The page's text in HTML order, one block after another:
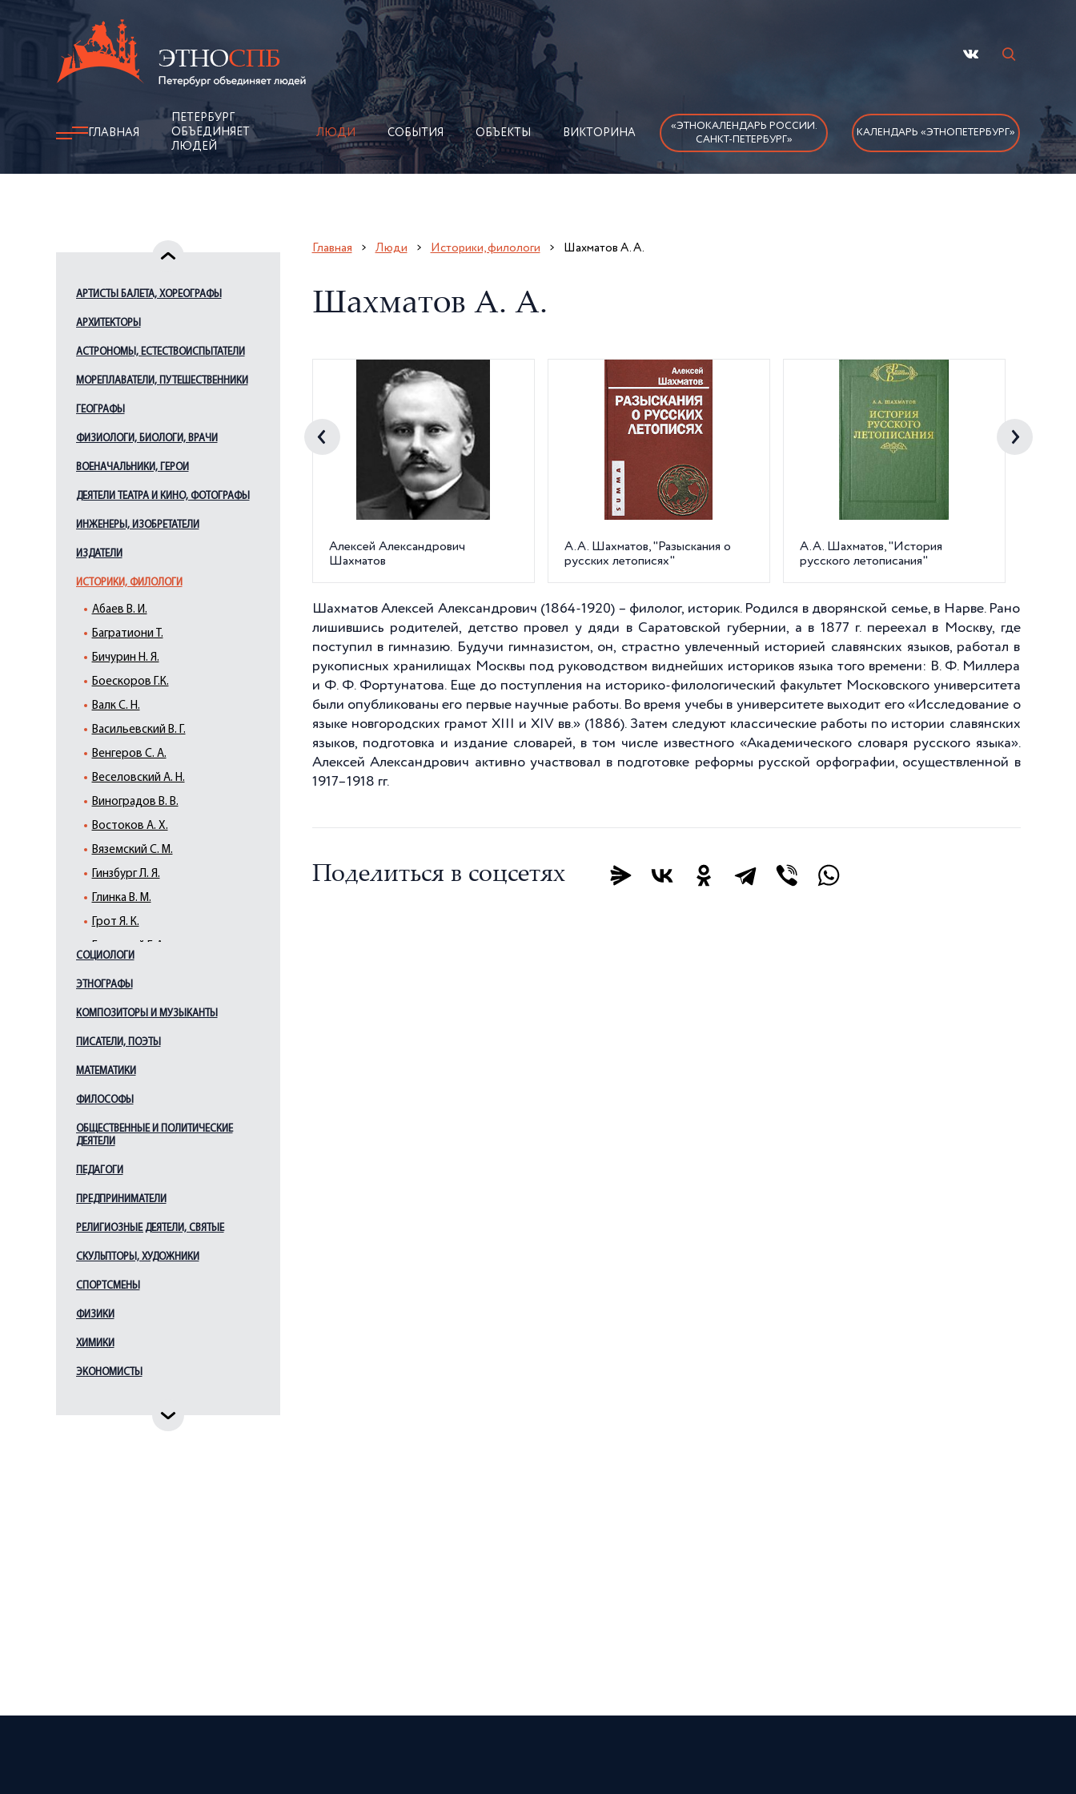
ГЛАВНАЯ
ПЕТЕРБУРГ
ОБЪЕДИНЯЕТ
ЛЮДЕЙ
ЛЮДИ СОБЫТИЯ ОБЪЕКТЫ ВИКТОРИНА
«ЭТНОКАЛЕНДАРЬ РОССИИ.
САНКТ-ПЕТЕРБУРГ»
КАЛЕНДАРЬ «ЭТНОПЕТЕРБУРГ»
АРТИСТЫ БАЛЕТА, ХОРЕОГРАФЫ
АРХИТЕКТОРЫ
АСТРОНОМЫ, ЕСТЕСТВОИСПЫТАТЕЛИ
МОРЕПЛАВАТЕЛИ, ПУТЕШЕСТВЕННИКИ
ГЕОГРАФЫ
ФИЗИОЛОГИ, БИОЛОГИ, ВРАЧИ
ВОЕНАЧАЛЬНИКИ, ГЕРОИ
ДЕЯТЕЛИ ТЕАТРА И КИНО, ФОТОГРАФЫ
ИНЖЕНЕРЫ, ИЗОБРЕТАТЕЛИ
ИЗДАТЕЛИ
ИСТОРИКИ, ФИЛОЛОГИ
Абаев В. И.
Багратиони Т.
Бичурин Н. Я.
Боескоров Г.К.
Валк С. Н.
Васильевский В. Г.
Венгеров С. А.
Веселовский А. Н.
Виноградов В. В.
Востоков А. Х.
Вяземский С. М.
Гинзбург Л. Я.
Глинка В. М.
Грот Я. К.
Егоров В. Г.
Елагин И. П.
Жебелёв С. А.
Иофе В. В.
Казембек А. К.
Карсавин Л. П.
Катанов Н. Ф.
Каюм Насыри
Ключевский В. О.
Курбатов В. Я.
Лихачев Д. С.
Соллертинский И. И.
СОЦИОЛОГИ
ЭТНОГРАФЫ
КОМПОЗИТОРЫ И МУЗЫКАНТЫ
ПИСАТЕЛИ, ПОЭТЫ
МАТЕМАТИКИ
ФИЛОСОФЫ
ОБЩЕСТВЕННЫЕ И ПОЛИТИЧЕСКИЕ
ДЕЯТЕЛИ
ПЕДАГОГИ
ПРЕДПРИНИМАТЕЛИ
РЕЛИГИОЗНЫЕ ДЕЯТЕЛИ, СВЯТЫЕ
СКУЛЬПТОРЫ, ХУДОЖНИКИ
СПОРТСМЕНЫ
ФИЗИКИ
ХИМИКИ
ЭКОНОМИСТЫ
Главная Люди Историки, филологи Шахматов А. А.
Шахматов А. А.
Алексей Александрович
Шахматов
А.А. Шахматов, "Разыскания о
русских летописях"
А.А. Шахматов, "История
русского летописания"
Шахматов Алексей Александрович (1864-1920) – филолог, историк. Родился в дворянской семье, в Нарве. Рано
лишившись родителей, детство провел у дяди в Саратовской губернии, а в 1877 г. переехал в Москву, где
поступил в гимназию. Будучи гимназистом, он, страстно увлеченный историей славянских языков, работал в
рукописных хранилищах Москвы под руководством виднейших историков языка того времени: В. Ф. Миллера
и Ф. Ф. Фортунатова. Еще до поступления на историко-филологический факультет Московского университета
были опубликованы его первые научные работы. Во время учебы в университете выходит его «Исследование о
языке новгородских грамот XIII и XIV вв.» (1886). Затем следуют классические работы по истории славянских
языков, подготовка и издание словарей, в том числе известного «Академического словаря русского языка».
Алексей Александрович активно участвовал в подготовке реформы русской орфографии, осуществленной в
1917–1918 гг.
Поделиться в соцсетях